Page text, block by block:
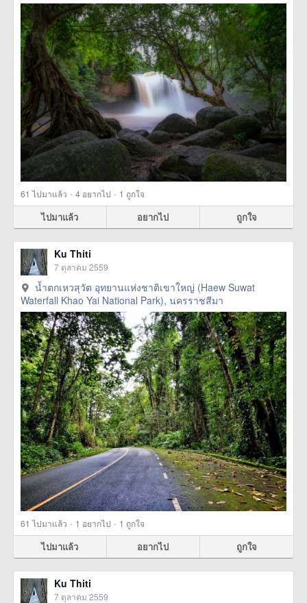
61 ไปมาแล้ว · 4 อยากไป · 1 ถูกใจ
ไปมาแล้ว อยากไป ถูกใจ
Ku Thiti
7 ตุลาคม 2559
น้ำตกเหวสุวัต อุทยานแห่งชาติเขาใหญ่ (Haew Suwat
Waterfall Khao Yai National Park), นครราชสีมา
61 ไปมาแล้ว · 1 อยากไป · 1 ถูกใจ
ไปมาแล้ว อยากไป ถูกใจ
Ku Thiti
7 ตุลาคม 2559